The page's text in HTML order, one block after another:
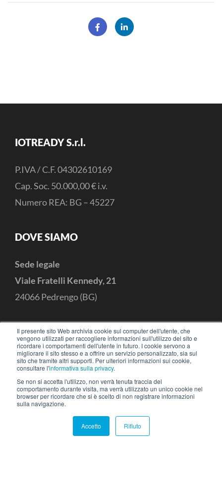
Il presente sito Web archivia cookie sul computer dell'utente, che
vengono utilizzati per raccogliere informazioni sull'utilizzo del sito e
ricordare i comportamenti dell'utente in futuro. I cookie servono a
migliorare il sito stesso e a offrire un servizio personalizzato, sia sul
sito che tramite altri supporti. Per ulteriori informazioni sui cookie,
consultare l'informativa sulla privacy.
Se non si accetta l'utilizzo, non verrà tenuta traccia del
comportamento durante visita, ma verrà utilizzato un unico cookie nel
browser per ricordare che si è scelto di non registrare informazioni
sulla navigazione.
Accetto Rifiuto
IOTREADY S.r.l.
P.IVA / C.F. 04302610169
Cap. Soc. 50.000,00 € i.v.
Numero REA: BG – 45227
DOVE SIAMO
Sede legale
Viale Fratelli Kennedy, 21
24066 Pedrengo (BG)
CONTATTI
+39 035 3053414 hello@iotready.it
S.r.l © 2026 – Made with